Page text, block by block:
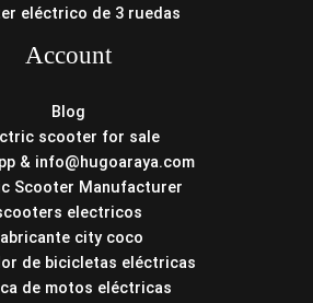
eléctrico de 3 ruedas
Account
Blog
scooter for sale
& info@hugoaraya.com
Scooter Manufacturer
electricos
city coco
de bicicletas eléctricas
de motos eléctricas